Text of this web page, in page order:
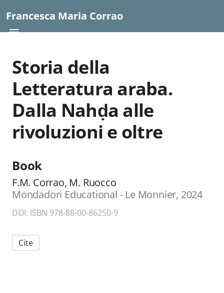
Francesca Maria Corrao
Storia della
Letteratura araba.
Dalla Nahḍa alle
rivoluzioni e oltre
Book
F.M. Corrao, M. Ruocco
Mondadori Educational - Le Monnier, 2024
DOI: ISBN 978-88-00-86250-9
Cite